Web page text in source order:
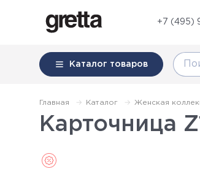
+7 (495)
Каталог товаров
Главная Каталог Женская
Карточница